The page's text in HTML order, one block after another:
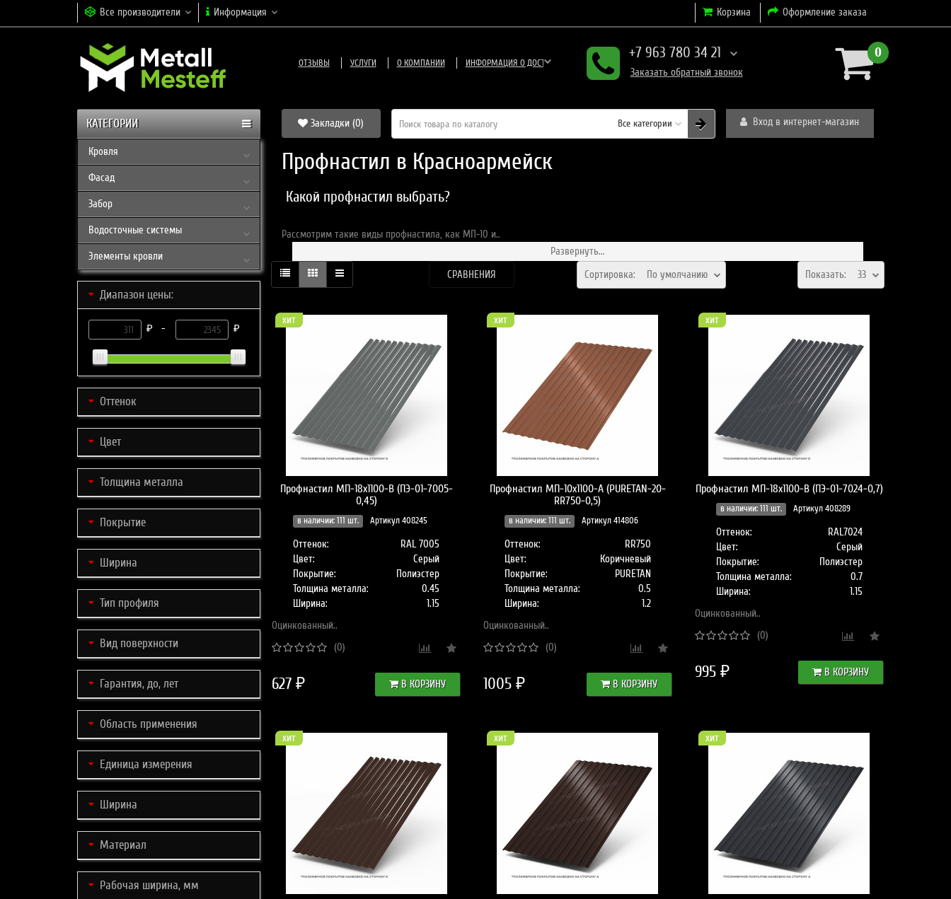
Корзина Оформление заказа
Все производители Информация
ОТЗЫВЫ УСЛУГИ О КОМПАНИИ ИНФОРМАЦИЯ О ДОСТАВКЕ
+7 963 780 34 21
Заказать обратный звонок
0
КАТЕГОРИИ
Кровля
Фасад
Забор
Водосточные системы
Элементы кровли
Закладки (0) Все категории Вход в интернет-магазин
Диапазон цены:
₽ - ₽
Оттенок
Цвет
Толщина металла
Покрытие
Ширина
Тип профиля
Вид поверхности
Гарантия, до, лет
Область применения
Единица измерения
Ширина
Материал
Рабочая ширина, мм
Профнастил в Красноармейск
Какой профнастил выбрать?
Рассмотрим такие виды профнастила, как МП-10 и..
Развернуть...
СРАВНЕНИЯ
Показать: 33
Сортировка: По умолчанию
хит
Профнастил МП-18x1100-B (ПЭ-01-7005-
0,45)
в наличии: 111 шт. Артикул 408245
Оттенок:
RAL 7005
Цвет:
Серый
Покрытие:
Полиэстер
Толщина металла:
0.45
Ширина:
1.15
Оцинкованный..
(0)
627 ₽ В КОРЗИНУ
хит
Профнастил МП-10x1100-A (PURETAN-20-
RR750-0,5)
в наличии: 111 шт. Артикул 414806
Оттенок:
RR750
Цвет:
Коричневый
Покрытие:
PURETAN
Толщина металла:
0.5
Ширина:
1.2
Оцинкованный..
(0)
1005 ₽ В КОРЗИНУ
хит
Профнастил МП-18x1100-B (ПЭ-01-7024-0,7)
в наличии: 111 шт. Артикул 408289
Оттенок:
RAL7024
Цвет:
Серый
Покрытие:
Полиэстер
Толщина металла:
0.7
Ширина:
1.15
Оцинкованный..
(0)
995 ₽ В КОРЗИНУ
хит хит хит